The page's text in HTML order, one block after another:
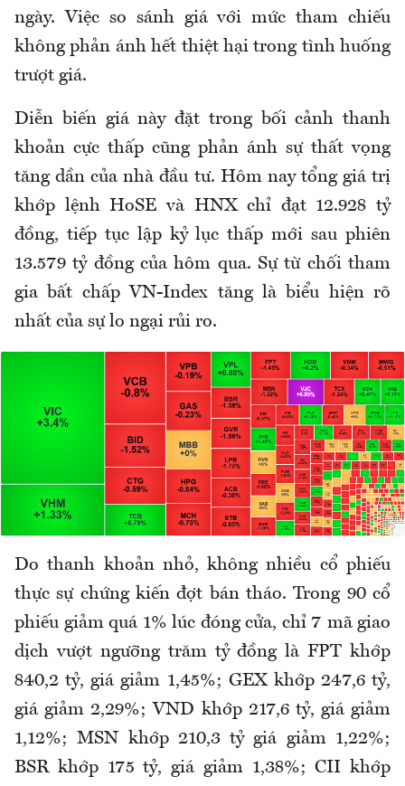
ngày. Việc so sánh giá với mức tham chiếu
không phản ánh hết thiệt hại trong tình huống
trượt giá.
Diễn biến giá này đặt trong bối cảnh thanh
khoản cực thấp cũng phản ánh sự thất vọng
tăng dần của nhà đầu tư. Hôm nay tổng giá trị
khớp lệnh HoSE và HNX chỉ đạt 12.928 tỷ
đồng, tiếp tục lập kỷ lục thấp mới sau phiên
13.579 tỷ đồng của hôm qua. Sự từ chối tham
gia bất chấp VN-Index tăng là biểu hiện rõ
nhất của sự lo ngại rủi ro.
Do thanh khoản nhỏ, không nhiều cổ phiếu
thực sự chứng kiến đợt bán tháo. Trong 90 cổ
phiếu giảm quá 1% lúc đóng cửa, chỉ 7 mã giao
dịch vượt ngưỡng trăm tỷ đồng là FPT khớp
840,2 tỷ, giá giảm 1,45%; GEX khớp 247,6 tỷ,
giá giảm 2,29%; VND khớp 217,6 tỷ, giá giảm
1,12%; MSN khớp 210,3 tỷ giá giảm 1,22%;
BSR khớp 175 tỷ, giá giảm 1,38%; CII khớp